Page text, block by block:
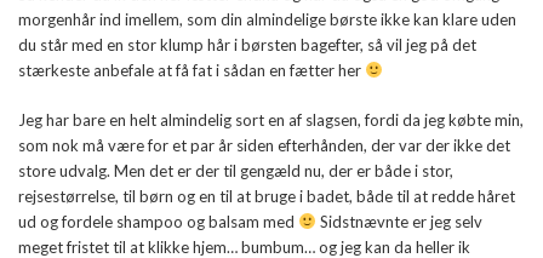
morgenhår ind imellem, som din almindelige børste ikke kan klare uden
du står med en stor klump hår i børsten bagefter, så vil jeg på det
stærkeste anbefale at få fat i sådan en fætter her
Jeg har bare en helt almindelig sort en af slagsen, fordi da jeg købte min,
som nok må være for et par år siden efterhånden, der var der ikke det
store udvalg. Men det er der til gengæld nu, der er både i stor,
rejsestørrelse, til børn og en til at bruge i badet, både til at redde håret
ud og fordele shampoo og balsam med
Sidstnævnte er jeg selv
meget fristet til at klikke hjem… bumbum… og jeg kan da heller ik